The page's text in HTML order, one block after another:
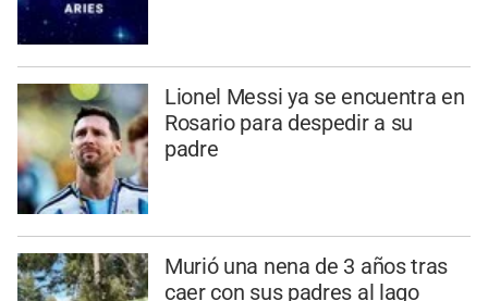
Lionel Messi ya se encuentra en
Rosario para despedir a su
padre
Murió una nena de 3 años tras
caer con sus padres al lago